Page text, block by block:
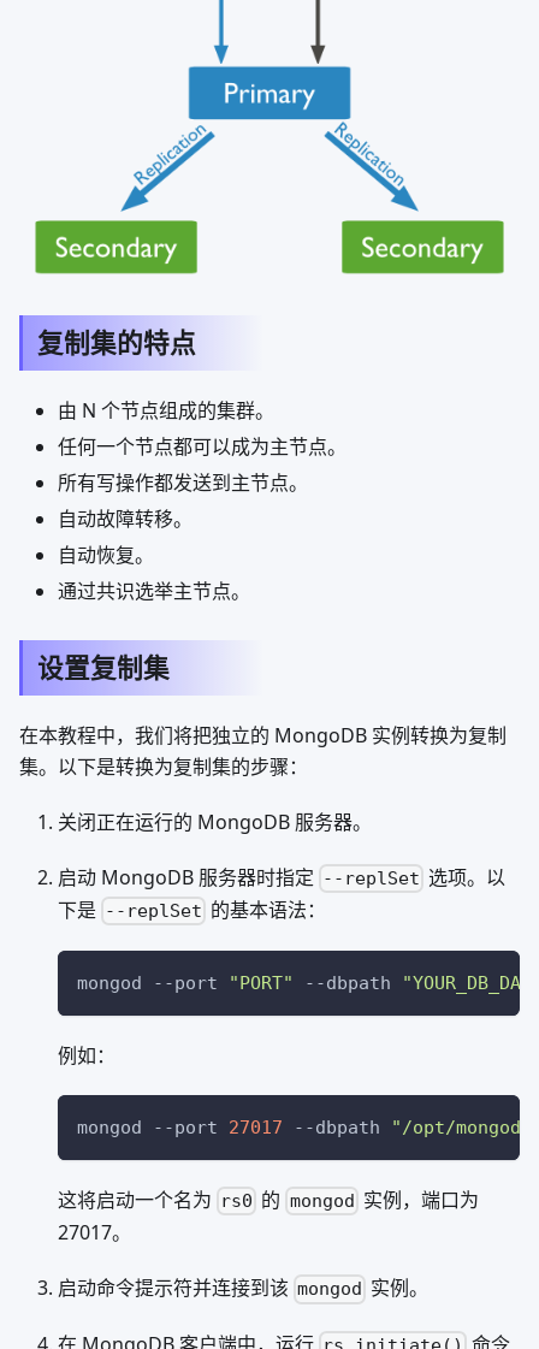
复制集的特点
由 N 个节点组成的集群。
任何一个节点都可以成为主节点。
所有写操作都发送到主节点。
自动故障转移。
自动恢复。
通过共识选举主节点。
设置复制集
在本教程中，我们将把独立的 MongoDB 实例转换为复制
集。以下是转换为复制集的步骤：
关闭正在运行的 MongoDB 服务器。
启动 MongoDB 服务器时指定 --replSet 选项。以
下是 --replSet 的基本语法：
mongod --port "PORT" --dbpath
例如：
mongod --port 27017 --dbpath "/opt/
这将启动一个名为 rs0 的 mongod 实例，端口为
27017。
启动命令提示符并连接到该 mongod 实例。